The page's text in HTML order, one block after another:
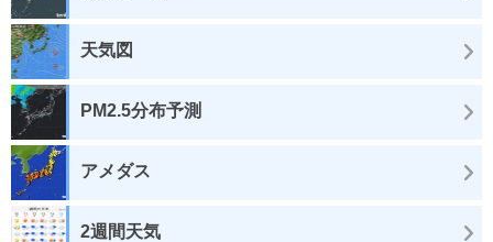
天気図
PM2.5分布予測
アメダス
2週間天気